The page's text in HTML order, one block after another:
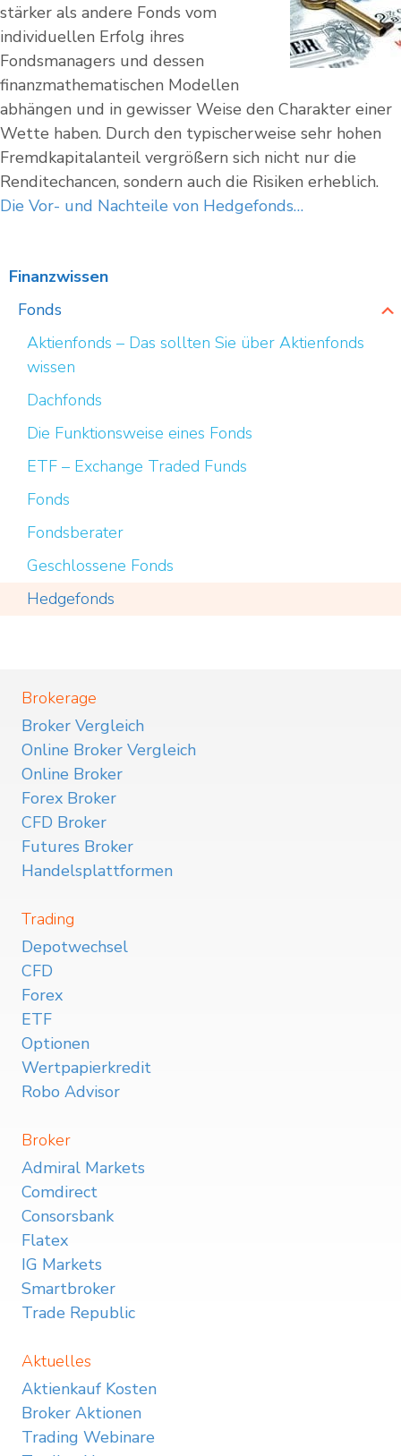
stärker als andere Fonds vom
individuellen Erfolg ihres
Fondsmanagers und dessen
finanzmathematischen Modellen
abhängen und in gewisser Weise den Charakter einer
Wette haben. Durch den typischerweise sehr hohen
Fremdkapitalanteil vergrößern sich nicht nur die
Renditechancen, sondern auch die Risiken erheblich.
Die Vor- und Nachteile von Hedgefonds…
Finanzwissen
Fonds
Aktienfonds – Das sollten Sie über Aktienfonds
wissen
Dachfonds
Die Funktionsweise eines Fonds
ETF – Exchange Traded Funds
Fonds
Fondsberater
Geschlossene Fonds
Hedgefonds
Brokerage
Broker Vergleich
Online Broker Vergleich
Online Broker
Forex Broker
CFD Broker
Futures Broker
Handelsplattformen
Trading
Depotwechsel
CFD
Forex
ETF
Optionen
Wertpapierkredit
Robo Advisor
Broker
Admiral Markets
Comdirect
Consorsbank
Flatex
IG Markets
Smartbroker
Trade Republic
Aktuelles
Aktienkauf Kosten
Broker Aktionen
Trading Webinare